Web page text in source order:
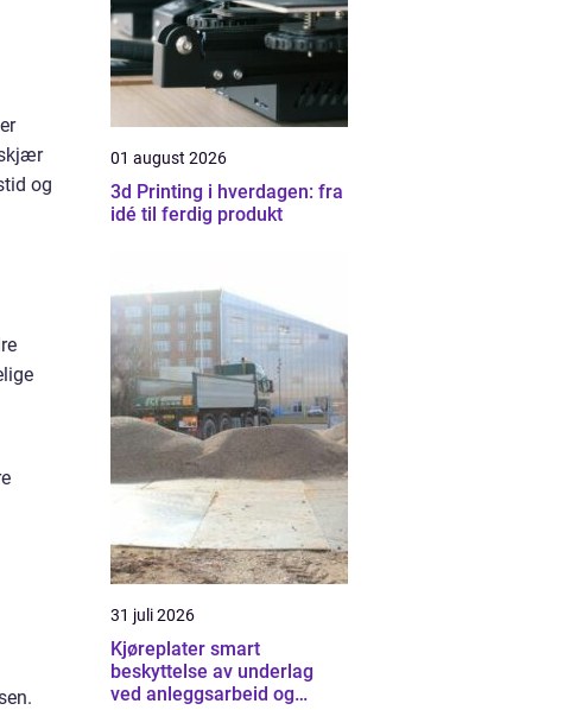
og
01 august 2026
3d Printing i hverdagen: fra
idé til ferdig produkt
31 juli 2026
Kjøreplater smart
beskyttelse av underlag
ved anleggsarbeid og